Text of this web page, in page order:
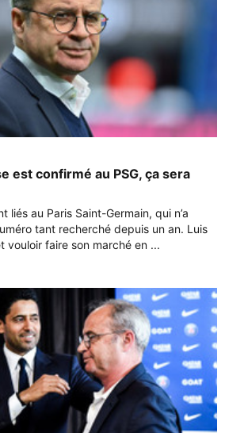
est confirmé au PSG, ça sera
liés au Paris Saint-Germain, qui n’a
tant recherché depuis un an. Luis
vouloir faire son marché en ...